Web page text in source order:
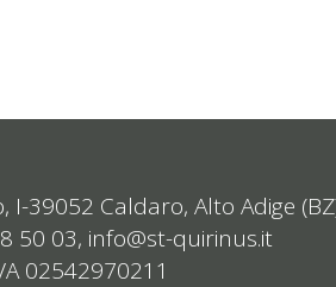
I-39052 Caldaro, Alto Adige
50 03, info@st-quirinus.it
02542970211